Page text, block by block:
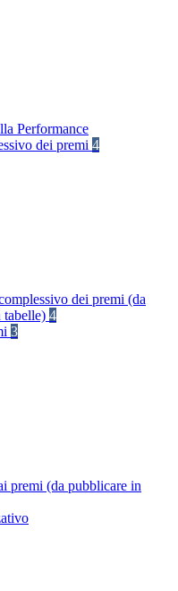
Performance
dei premi 4
dei premi (da
tabelle) 4
3
premi (da pubblicare in